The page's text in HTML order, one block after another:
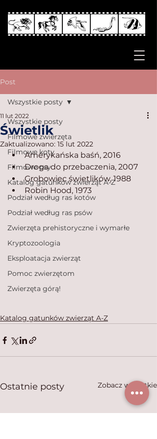
Post
Wszystkie posty
Filmowe zwierzęta
Filmowe koty
Filmowe psy
Katalog gatunków zwierząt A-Z
Podział według ras kotów
Podział według ras psów
Zwierzęta prehistoryczne i wymarłe
Kryptozoologia
Eksploatacja zwierząt
Pomoc zwierzętom
Zwierzęta górą!
Wszystkie posty
Świetlik
11 lut 2022
Zaktualizowano: 15 lut 2022
Amerykańska baśń, 2016
Droga do przebaczenia, 2007
Grobowiec świetlików, 1988
Robin Hood, 1973
Katalog gatunków zwierząt A-Z
Ostatnie posty Zobacz wszystkie